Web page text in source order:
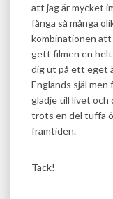
att jag är mycket
fånga så många
kombinationen att
gett filmen en helt
dig ut på ett eget
Englands själ
glädje till livet och
trots en del tuffa
framtiden.
Tack!